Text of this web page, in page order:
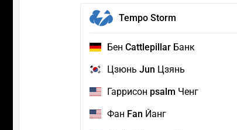
Tempo Storm
Бен Cattlepillar Банк
Цзюнь Jun Цзянь
Гаррисон psalm Ченг
Фан Fan Йанг